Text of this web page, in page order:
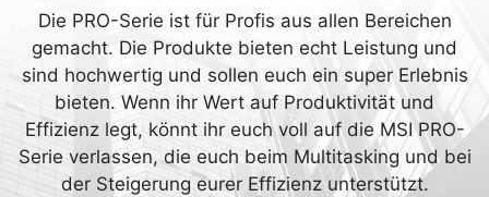
Die PRO-Serie ist für Profis aus allen Bereichen
gemacht. Die Produkte bieten echt Leistung und
sind hochwertig und sollen euch ein super Erlebnis
bieten. Wenn ihr Wert auf Produktivität und
Effizienz legt, könnt ihr euch voll auf die MSI PRO-
Serie verlassen, die euch beim Multitasking und bei
der Steigerung eurer Effizienz unterstützt.